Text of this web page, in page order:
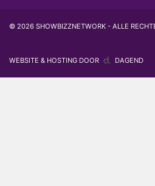
© 2026 SHOWBIZZNETWORK - ALLE
WEBSITE & HOSTING DOOR DAGEND